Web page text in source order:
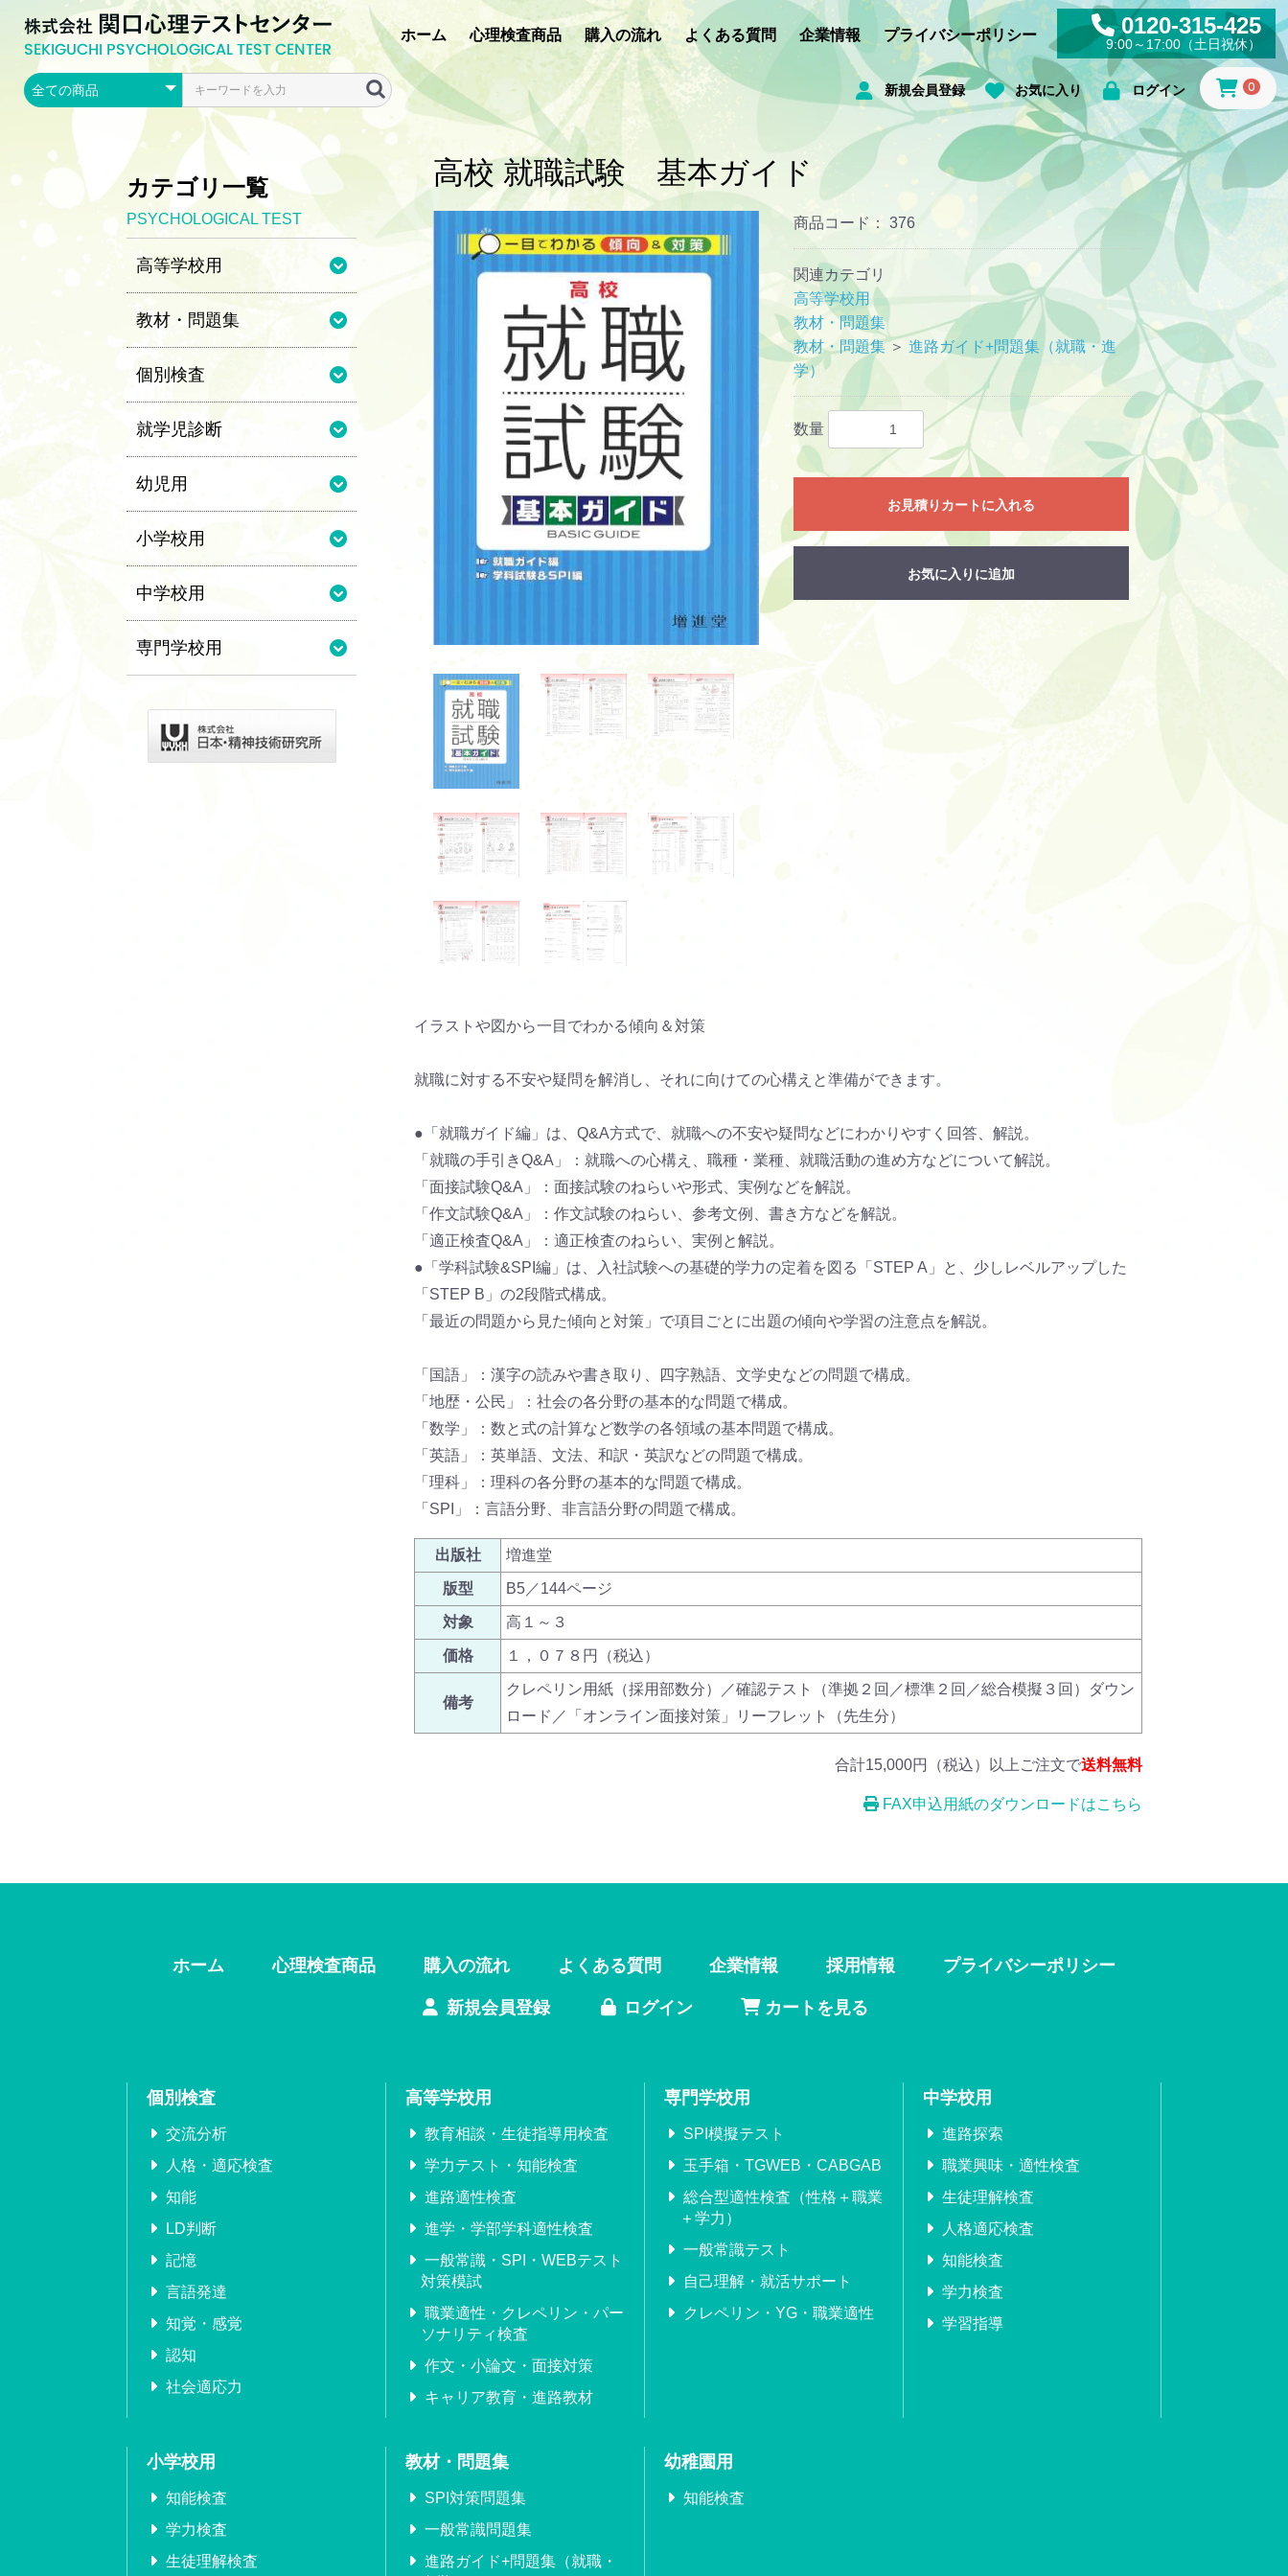
0120-315-425
9:00～17:00（土日祝休）
ホーム 心理検査商品 購入の流れ よくある質問 企業情報 プライバシーポリシー
新規会員登録 お気に入り ログイン 0
カテゴリ一覧
PSYCHOLOGICAL TEST
高等学校用
教材・問題集
個別検査
就学児診断
幼児用
小学校用
中学校用
専門学校用
高校 就職試験 基本ガイド
商品コード： 376
関連カテゴリ
高等学校用
教材・問題集
教材・問題集 ＞ 進路ガイド+問題集（就職・進
学）
数量
お見積りカートに入れる
お気に入りに追加
イラストや図から一目でわかる傾向＆対策
就職に対する不安や疑問を解消し、それに向けての心構えと準備ができます。
●「就職ガイド編」は、Q&A方式で、就職への不安や疑問などにわかりやすく回答、解説。
「就職の手引きQ&A」：就職への心構え、職種・業種、就職活動の進め方などについて解説。
「面接試験Q&A」：面接試験のねらいや形式、実例などを解説。
「作文試験Q&A」：作文試験のねらい、参考文例、書き方などを解説。
「適正検査Q&A」：適正検査のねらい、実例と解説。
●「学科試験&SPI編」は、入社試験への基礎的学力の定着を図る「STEP A」と、少しレベルアップした
「STEP B」の2段階式構成。
「最近の問題から見た傾向と対策」で項目ごとに出題の傾向や学習の注意点を解説。
「国語」：漢字の読みや書き取り、四字熟語、文学史などの問題で構成。
「地歴・公民」：社会の各分野の基本的な問題で構成。
「数学」：数と式の計算など数学の各領域の基本問題で構成。
「英語」：英単語、文法、和訳・英訳などの問題で構成。
「理科」：理科の各分野の基本的な問題で構成。
「SPI」：言語分野、非言語分野の問題で構成。
出版社 増進堂
版型 B5／144ページ
対象 高１～３
価格 １，０７８円（税込）
備考
クレペリン用紙（採用部数分）／確認テスト（準拠２回／標準２回／総合模擬３回）ダウン
ロード／「オンライン面接対策」リーフレット（先生分）
合計15,000円（税込）以上ご注文で送料無料
FAX申込用紙のダウンロードはこちら
ホーム 心理検査商品 購入の流れ よくある質問 企業情報 採用情報 プライバシーポリシー
新規会員登録 ログイン カートを見る
個別検査
交流分析
人格・適応検査
知能
LD判断
記憶
言語発達
知覚・感覚
認知
社会適応力
高等学校用
教育相談・生徒指導用検査
学力テスト・知能検査
進路適性検査
進学・学部学科適性検査
一般常識・SPI・WEBテスト
対策模試
職業適性・クレペリン・パー
ソナリティ検査
作文・小論文・面接対策
キャリア教育・進路教材
専門学校用
SPI模擬テスト
玉手箱・TGWEB・CABGAB
総合型適性検査（性格＋職業
＋学力）
一般常識テスト
自己理解・就活サポート
クレペリン・YG・職業適性
中学校用
進路探索
職業興味・適性検査
生徒理解検査
人格適応検査
知能検査
学力検査
学習指導
小学校用
知能検査
学力検査
生徒理解検査
教材・問題集
SPI対策問題集
一般常識問題集
進路ガイド+問題集（就職・
幼稚園用
知能検査